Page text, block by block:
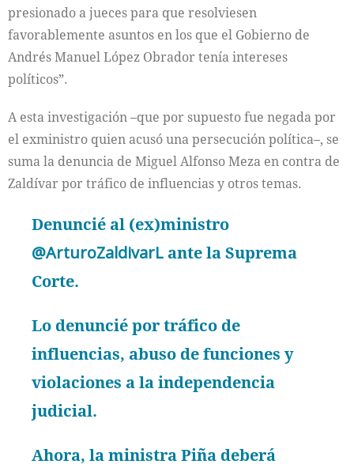
presionado a jueces para que resolviesen
favorablemente asuntos en los que el Gobierno de
Andrés Manuel López Obrador tenía intereses
políticos”.
A esta investigación –que por supuesto fue negada por
el exministro quien acusó una persecución política–, se
suma la denuncia de Miguel Alfonso Meza en contra de
Zaldívar por tráfico de influencias y otros temas.
Denuncié al (ex)ministro
@ArturoZaldivarL ante la Suprema
Corte.
Lo denuncié por tráfico de
influencias, abuso de funciones y
violaciones a la independencia
judicial.
Ahora, la ministra Piña deberá